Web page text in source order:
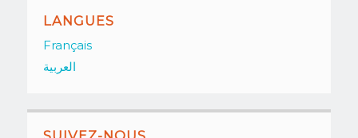
LANGUES
Français
العربية